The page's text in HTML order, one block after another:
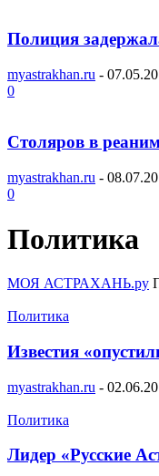
Полиция
myastrakhan.ru -
0
Столяров в
myastrakhan.ru -
0
Политика
МОЯ АСТРАХАНЬ.ру
Политика
Известия
myastrakhan.ru -
Политика
Лидер «Русские